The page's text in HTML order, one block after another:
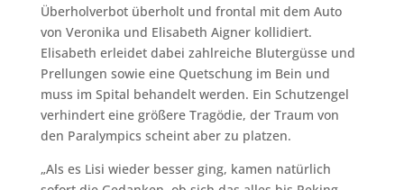
Überholverbot überholt und frontal mit dem Auto
von Veronika und Elisabeth Aigner kollidiert.
Elisabeth erleidet dabei zahlreiche Blutergüsse und
Prellungen sowie eine Quetschung im Bein und
muss im Spital behandelt werden. Ein Schutzengel
verhindert eine größere Tragödie, der Traum von
den Paralympics scheint aber zu platzen.
„Als es Lisi wieder besser ging, kamen natürlich